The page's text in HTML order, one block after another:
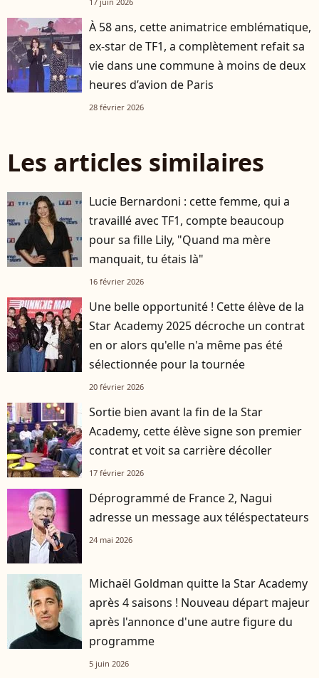
À 58 ans, cette animatrice emblématique,
ex-star de TF1, a complètement refait sa
vie dans une commune à moins de deux
heures d’avion de Paris
28 février 2026
Les articles similaires
Lucie Bernardoni : cette femme, qui a
travaillé avec TF1, compte beaucoup
pour sa fille Lily, "Quand ma mère
manquait, tu étais là"
16 février 2026
Une belle opportunité ! Cette élève de la
Star Academy 2025 décroche un contrat
en or alors qu'elle n'a même pas été
sélectionnée pour la tournée
20 février 2026
Sortie bien avant la fin de la Star
Academy, cette élève signe son premier
contrat et voit sa carrière décoller
17 février 2026
Déprogrammé de France 2, Nagui
adresse un message aux téléspectateurs
24 mai 2026
Michaël Goldman quitte la Star Academy
après 4 saisons ! Nouveau départ majeur
après l'annonce d'une autre figure du
programme
5 juin 2026